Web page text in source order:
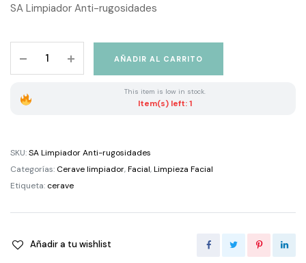
SA Limpiador Anti-rugosidades
AÑADIR AL CARRITO
This item is low in stock.
Item(s) left: 1
SKU:SA Limpiador Anti-rugosidades
Categorías: Cerave limpiador,Facial,Limpieza Facial
Etiqueta: cerave
Añadir a tu wishlist